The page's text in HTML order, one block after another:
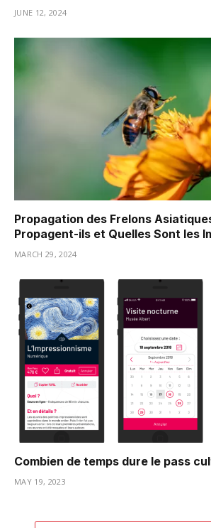
JUNE 12, 2024
Propagation des Frelons
Propagent-ils et Quelles Sont les
MARCH 29, 2024
Combien de temps dure le pass
MAY 19, 2023